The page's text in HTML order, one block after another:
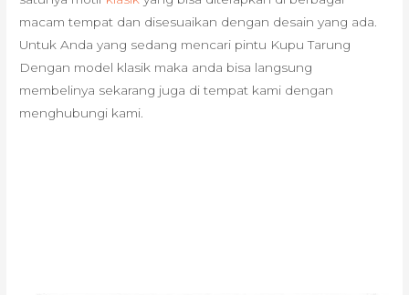
macam tempat dan disesuaikan dengan desain yang ada.
Untuk Anda yang sedang mencari pintu Kupu Tarung
Dengan model klasik maka anda bisa langsung
membelinya sekarang juga di tempat kami dengan
menghubungi kami.